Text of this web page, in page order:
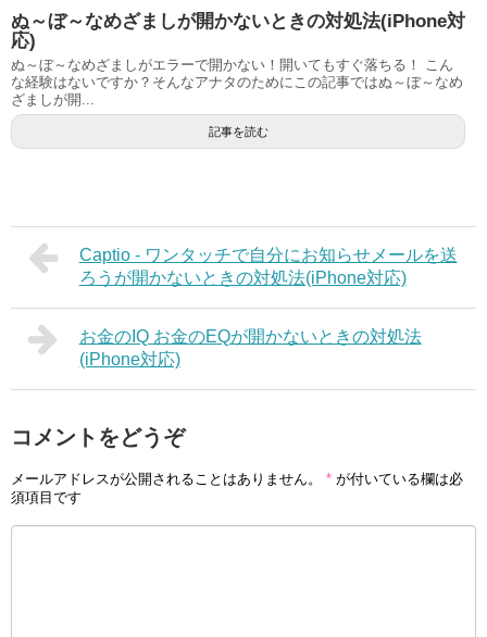
ぬ～ぼ～なめざましが開かないときの対処法(iPhone対
応)
ぬ～ぼ～なめざましがエラーで開かない！開いてもすぐ落ちる！ こん
な経験はないですか？そんなアナタのためにこの記事ではぬ～ぼ～なめ
ざましが開...
記事を読む
Captio - ワンタッチで自分にお知らせメールを送
ろうが開かないときの対処法(iPhone対応)
お金のIQ お金のEQが開かないときの対処法
(iPhone対応)
コメントをどうぞ
メールアドレスが公開されることはありません。 * が付いている欄は必
須項目です